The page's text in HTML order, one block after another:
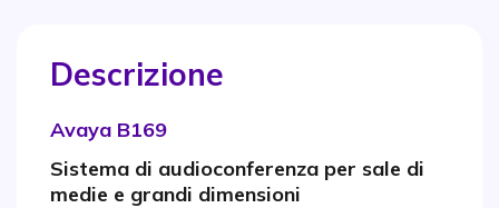
Descrizione
Avaya B169
Sistema di audioconferenza per sale di
medie e grandi dimensioni